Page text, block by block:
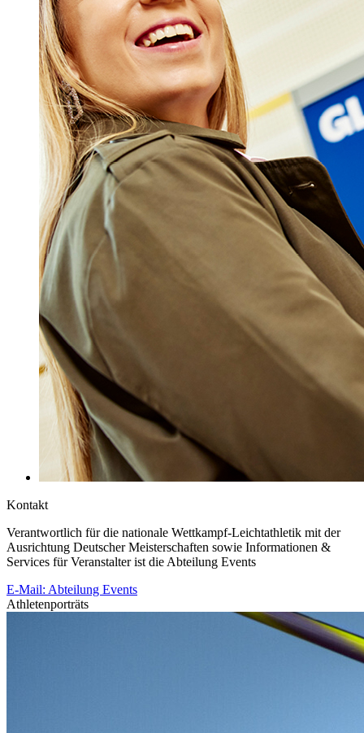
Kontakt
Verantwortlich für die nationale Wettkampf-Leichtathletik mit der
Ausrichtung Deutscher Meisterschaften sowie Informationen &
Services für Veranstalter ist die Abteilung Events
E-Mail: Abteilung Events
Athletenporträts